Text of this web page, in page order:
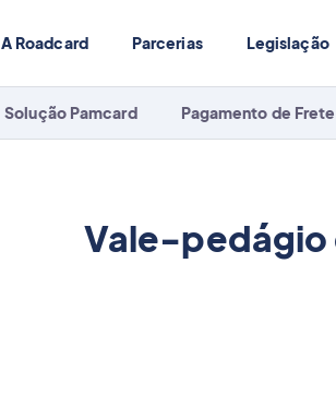
A Roadcard Parcerias Legislação
Solução Pamcard Pagamento de Frete
Vale-pedágio